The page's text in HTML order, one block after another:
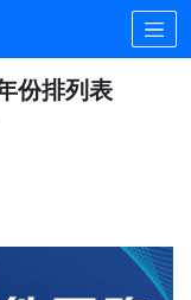
份排列表